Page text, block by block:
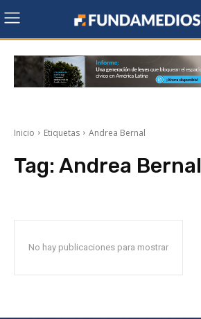
Inicio Etiquetas Andrea Bernal
Tag: Andrea Bernal
No hay publicaciones para mostrar